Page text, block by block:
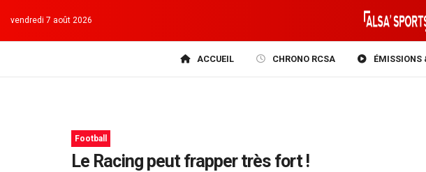
vendredi 7 août 2026
ACCUEIL CHRONO RCSA ÉMISSIONS
Football
Le Racing peut frapper très fort !